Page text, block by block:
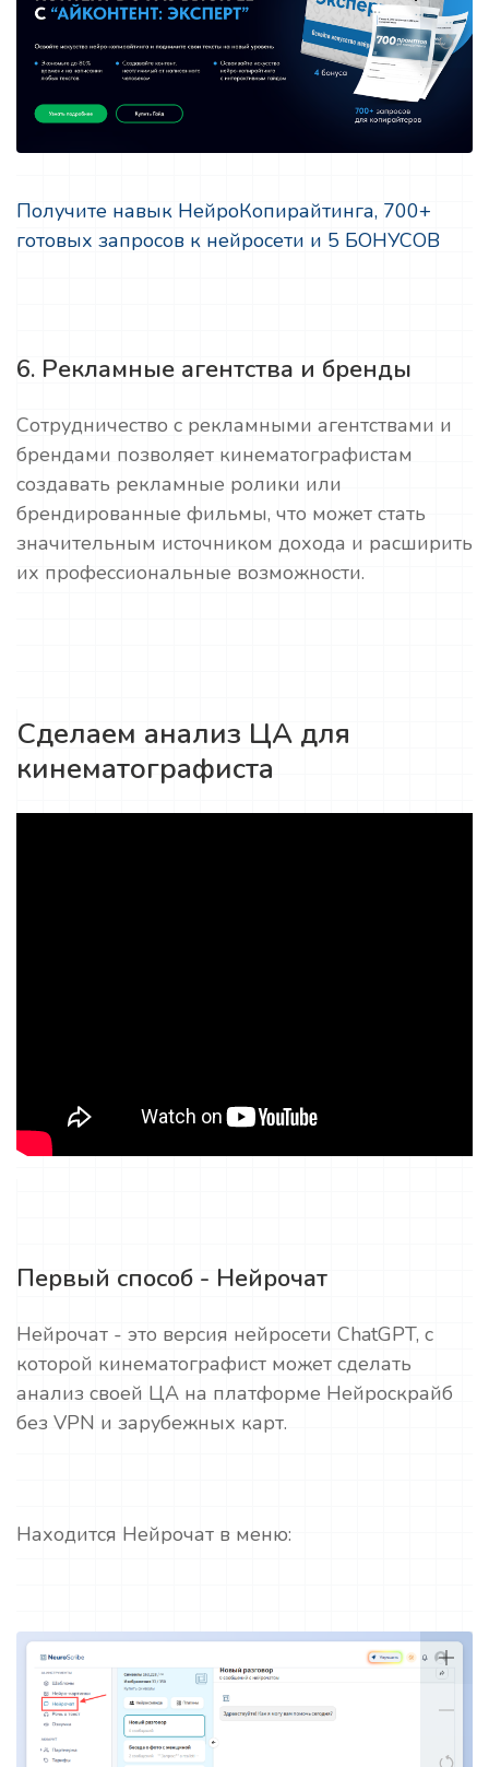
Получите навык НейроКопирайтинга, 700+
готовых запросов к нейросети и 5 БОНУСОВ
6. Рекламные агентства и бренды
Сотрудничество с рекламными агентствами и
брендами позволяет кинематографистам
создавать рекламные ролики или
брендированные фильмы, что может стать
значительным источником дохода и расширить
их профессиональные возможности.
Сделаем анализ ЦА для
кинематографиста
Первый способ - Нейрочат
Нейрочат - это версия нейросети ChatGPT, с
которой кинематографист может сделать
анализ своей ЦА на платформе Нейроскрайб
без VPN и зарубежных карт.
Находится Нейрочат в меню: